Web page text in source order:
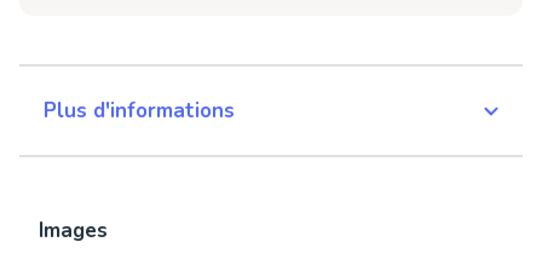
Plus d'informations
Images